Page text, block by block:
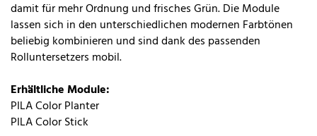
damit für mehr Ordnung und frisches Grün. Die Module
lassen sich in den unterschiedlichen modernen Farbtönen
beliebig kombinieren und sind dank des passenden
Rolluntersetzers mobil.
Erhältliche Module:
PILA Color Planter
PILA Color Stick